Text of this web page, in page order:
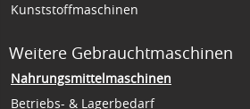
Kunststoffmaschinen
Weitere Gebrauchtmaschinen
Nahrungsmittelmaschinen
Betriebs- & Lagerbedarf